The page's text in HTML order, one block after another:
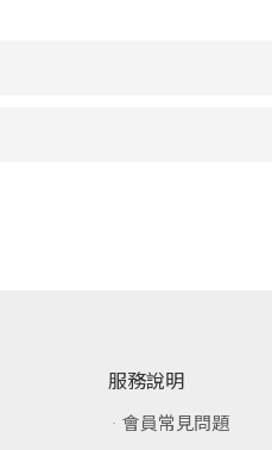
服務說明
會員常見問題